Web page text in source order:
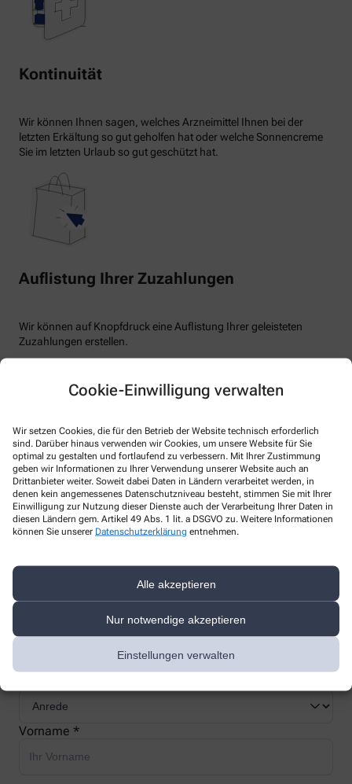
Cookie-Einwilligung verwalten
Wir setzen Cookies, die für den Betrieb der Website technisch erforderlich
sind. Darüber hinaus verwenden wir Cookies, um unsere Website für Sie
optimal zu gestalten und fortlaufend zu verbessern. Mit Ihrer Zustimmung
geben wir Informationen zu Ihrer Verwendung unserer Website auch an
Drittanbieter weiter. Soweit dabei Daten in Ländern verarbeitet werden, in
denen kein angemessenes Datenschutzniveau besteht, stimmen Sie mit Ihrer
Einwilligung zur Nutzung dieser Dienste auch der Verarbeitung Ihrer Daten in
diesen Ländern gem. Artikel 49 Abs. 1 lit. a DSGVO zu. Weitere Informationen
können Sie unserer Datenschutzerklärung entnehmen.
Alle akzeptieren
Nur notwendige akzeptieren
Einstellungen verwalten
Kontinuität
Wir können Ihnen sagen, welches Arzneimittel Ihnen bei der
letzten Erkältung so gut geholfen hat oder welche Sonnencreme
Sie im letzten Urlaub so gut geschützt hat.
Auflistung Ihrer Zuzahlungen
Wir können auf Knopfdruck eine Auflistung Ihrer geleisteten
Zuzahlungen erstellen.
Nachweis Ihrer Befreiung
Wenn Sie einen Ausweis über die Befreiung der gesetzlichen
Zuzahlung haben, können wir diese Info speichern und Sie
Kundenkarte beantragen
Jetzt schnell und einfach online beantragen und beim nächsten
Besuch bei uns in der Apotheke abholen.
Vorname *